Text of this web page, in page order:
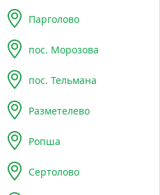
Парголово
пос. Морозова
пос. Тельмана
Разметелево
Ропша
Сертолово